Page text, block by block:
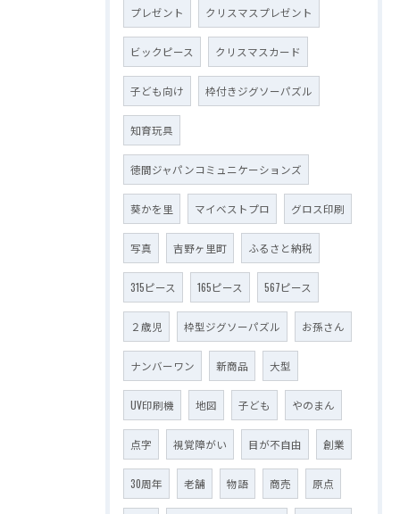
プレゼント クリスマスプレゼント
ビックピース クリスマスカード
子ども向け 枠付きジグソーパズル
知育玩具
徳間ジャパンコミュニケーションズ
葵かを里 マイベストプロ グロス印刷
写真 吉野ヶ里町 ふるさと納税
315ピース 165ピース 567ピース
２歳児 枠型ジグソーパズル お孫さん
ナンバーワン 新商品 大型
UV印刷機 地図 子ども やのまん
点字 視覚障がい 目が不自由 創業
30周年 老舗 物語 商売 原点